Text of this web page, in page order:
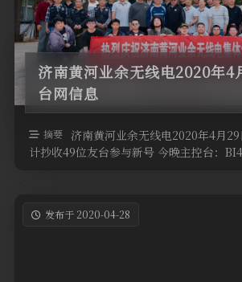
济南黄河业余无线电2020年4
台网信息
摘要 济南黄河业余无线电2020年4月
计抄收49位友台参与新号 今晚主控台：
发布于 2020-04-28